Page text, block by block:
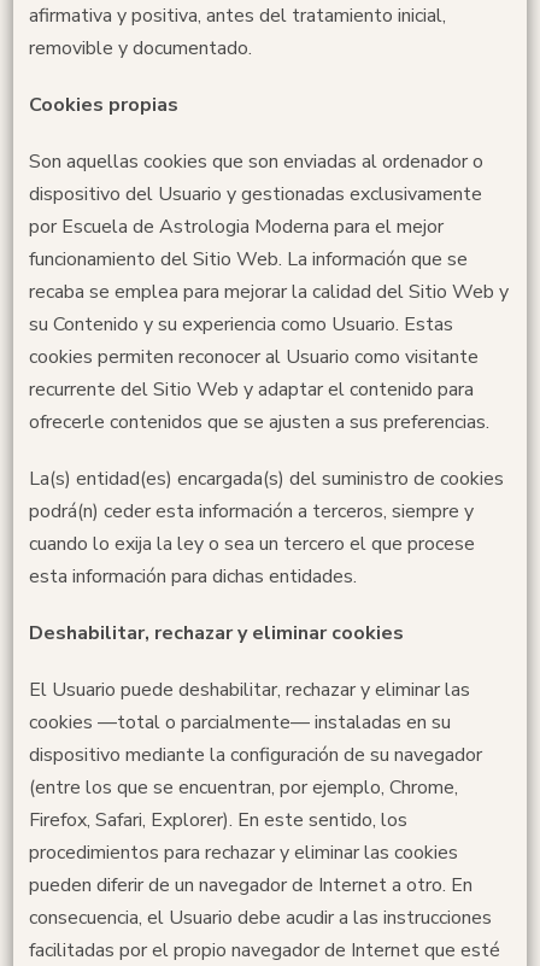
afirmativa y positiva, antes del tratamiento inicial,
removible y documentado.
Cookies propias
Son aquellas cookies que son enviadas al ordenador o
dispositivo del Usuario y gestionadas exclusivamente
por Escuela de Astrologia Moderna para el mejor
funcionamiento del Sitio Web. La información que se
recaba se emplea para mejorar la calidad del Sitio Web y
su Contenido y su experiencia como Usuario. Estas
cookies permiten reconocer al Usuario como visitante
recurrente del Sitio Web y adaptar el contenido para
ofrecerle contenidos que se ajusten a sus preferencias.
La(s) entidad(es) encargada(s) del suministro de cookies
podrá(n) ceder esta información a terceros, siempre y
cuando lo exija la ley o sea un tercero el que procese
esta información para dichas entidades.
Deshabilitar, rechazar y eliminar cookies
El Usuario puede deshabilitar, rechazar y eliminar las
cookies —total o parcialmente— instaladas en su
dispositivo mediante la configuración de su navegador
(entre los que se encuentran, por ejemplo, Chrome,
Firefox, Safari, Explorer). En este sentido, los
procedimientos para rechazar y eliminar las cookies
pueden diferir de un navegador de Internet a otro. En
consecuencia, el Usuario debe acudir a las instrucciones
facilitadas por el propio navegador de Internet que esté